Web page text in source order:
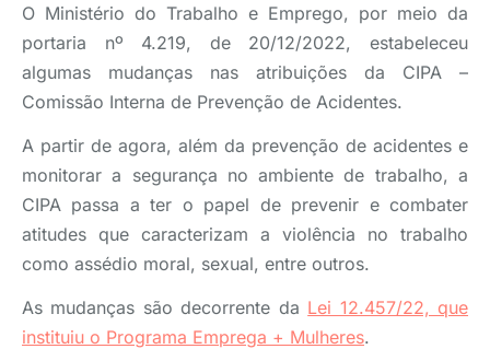
O Ministério do Trabalho e Emprego, por meio da
portaria nº 4.219, de 20/12/2022, estabeleceu
algumas mudanças nas atribuições da CIPA –
Comissão Interna de Prevenção de Acidentes.
A partir de agora, além da prevenção de acidentes e
monitorar a segurança no ambiente de trabalho, a
CIPA passa a ter o papel de prevenir e combater
atitudes que caracterizam a violência no trabalho
como assédio moral, sexual, entre outros.
As mudanças são decorrente da Lei 12.457/22, que
instituiu o Programa Emprega + Mulheres.